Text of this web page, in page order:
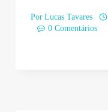
Por Lucas Tavares
0 Comentários